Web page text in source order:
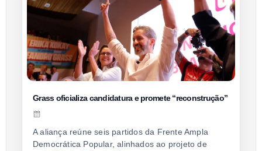
Grass oficializa candidatura e promete “reconstrução”
A aliança reúne seis partidos da Frente Ampla
Democrática Popular, alinhados ao projeto de